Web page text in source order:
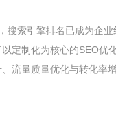
搜索引擎排名已成为企
定制化为核心的SEO
流量质量优化与转化率